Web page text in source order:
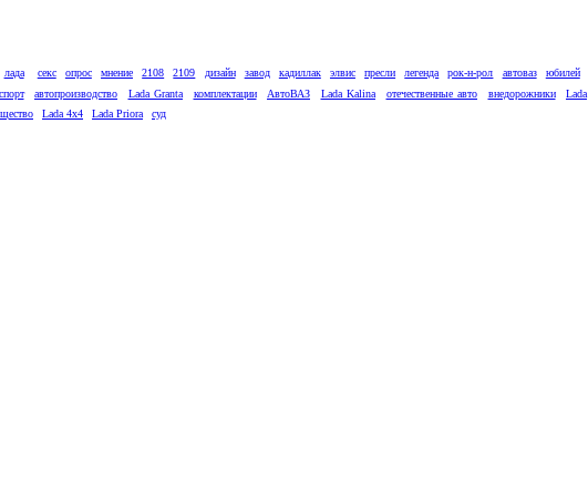
лада секс опрос мнение 2108 2109 дизайн завод кадиллак элвис пресли легенда рок-н-рол автоваз юбилей
автопроизводство Lada Granta комплектации АвтоВАЗ Lada Kalina отечественные авто внедорожники Lada
Lada 4x4 Lada Priora суд